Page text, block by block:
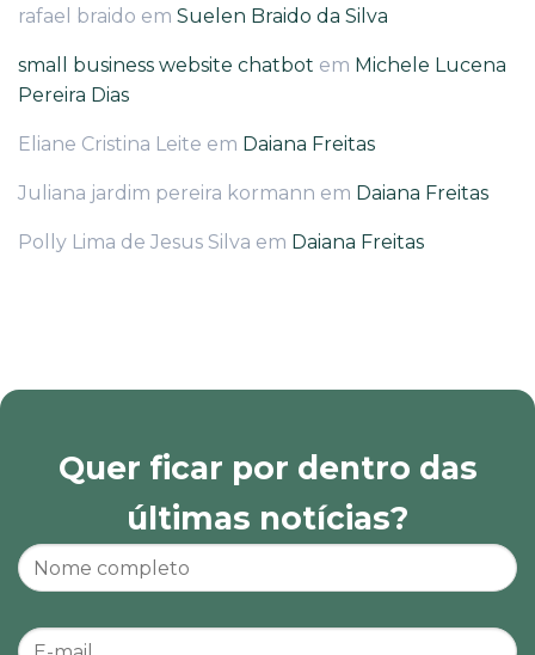
rafael braido em Suelen Braido da Silva
small business website chatbot em Michele Lucena
Pereira Dias
Eliane Cristina Leite em Daiana Freitas
Juliana jardim pereira kormann em Daiana Freitas
Polly Lima de Jesus Silva em Daiana Freitas
Quer ficar por dentro das
últimas notícias?